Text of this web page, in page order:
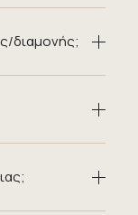
διαμονής;